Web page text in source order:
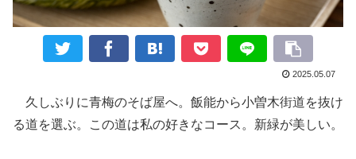
2025.05.07
久しぶりに青梅のそば屋へ。飯能から小曽木街道を抜け
る道を選ぶ。この道は私の好きなコース。新緑が美しい。